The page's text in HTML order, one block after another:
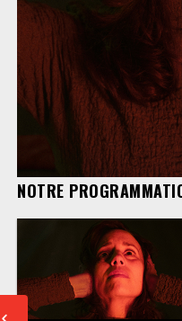
NOTRE